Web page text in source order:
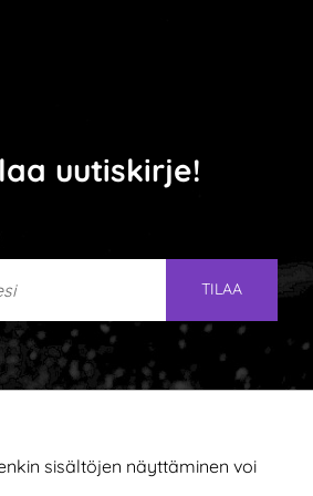
sisältöjen näyttäminen voi
uutiskirje!
TILAA